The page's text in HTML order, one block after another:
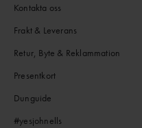
Kontakta oss
Frakt & Leverans
Retur, Byte & Reklammation
Presentkort
Dunguide
#yesjohnells